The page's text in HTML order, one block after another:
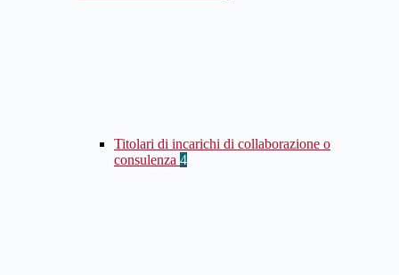
Titolari di incarichi di collaborazione o
consulenza 4